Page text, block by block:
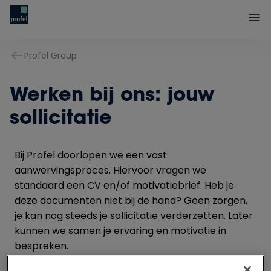
Profel Group
Werken bij ons: jouw
sollicitatie
Bij Profel doorlopen we een vast
aanwervingsproces. Hiervoor vragen we
standaard een CV en/of motivatiebrief. Heb je
deze documenten niet bij de hand? Geen zorgen,
je kan nog steeds je sollicitatie verderzetten. Later
kunnen we samen je ervaring en motivatie in
bespreken.